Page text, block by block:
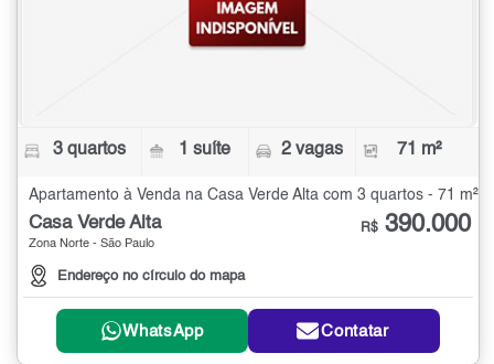
3 quartos 1 suíte 2 vagas 71 m²
Apartamento à Venda na Casa Verde Alta com 3 quartos - 71 m²
Casa Verde Alta
Zona Norte - São Paulo
Endereço no círculo do mapa
R$ 390.000
WhatsApp Contatar